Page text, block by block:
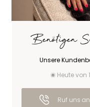
Benötigen
Unsere
Heute von
Ruf uns an